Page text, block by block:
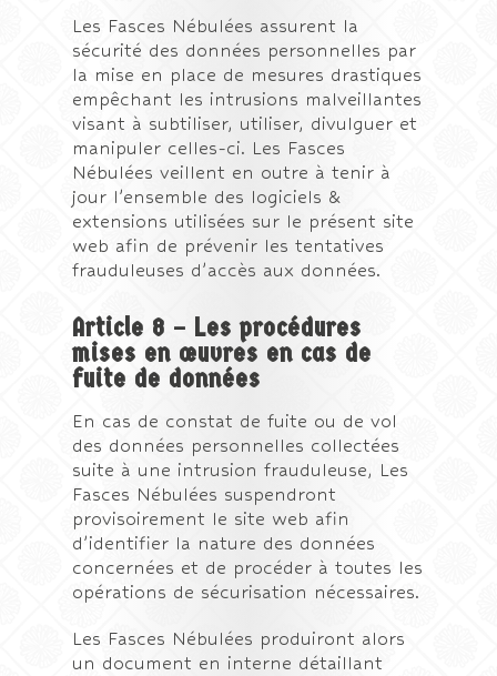
Les Fasces Nébulées assurent la
sécurité des données personnelles par
la mise en place de mesures drastiques
empêchant les intrusions malveillantes
visant à subtiliser, utiliser, divulguer et
manipuler celles-ci. Les Fasces
Nébulées veillent en outre à tenir à
jour l’ensemble des logiciels &
extensions utilisées sur le présent site
web afin de prévenir les tentatives
frauduleuses d’accès aux données.
Article 8 – Les procédures
mises en œuvres en cas de
fuite de données
En cas de constat de fuite ou de vol
des données personnelles collectées
suite à une intrusion frauduleuse, Les
Fasces Nébulées suspendront
provisoirement le site web afin
d’identifier la nature des données
concernées et de procéder à toutes les
opérations de sécurisation nécessaires.
Les Fasces Nébulées produiront alors
un document en interne détaillant